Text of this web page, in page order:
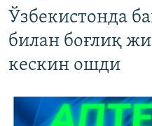
Ўзбекистонда
билан боғлиқ
кескин ошди